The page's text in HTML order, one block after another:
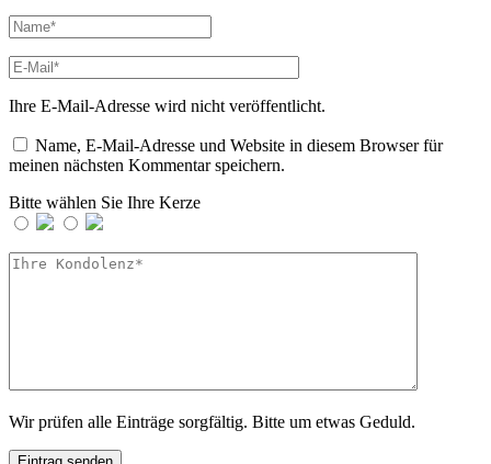
Ihre E-Mail-Adresse wird nicht veröffentlicht.
Name, E-Mail-Adresse und Website in diesem Browser für
meinen nächsten Kommentar speichern.
Bitte wählen Sie Ihre Kerze
Wir prüfen alle Einträge sorgfältig. Bitte um etwas Geduld.